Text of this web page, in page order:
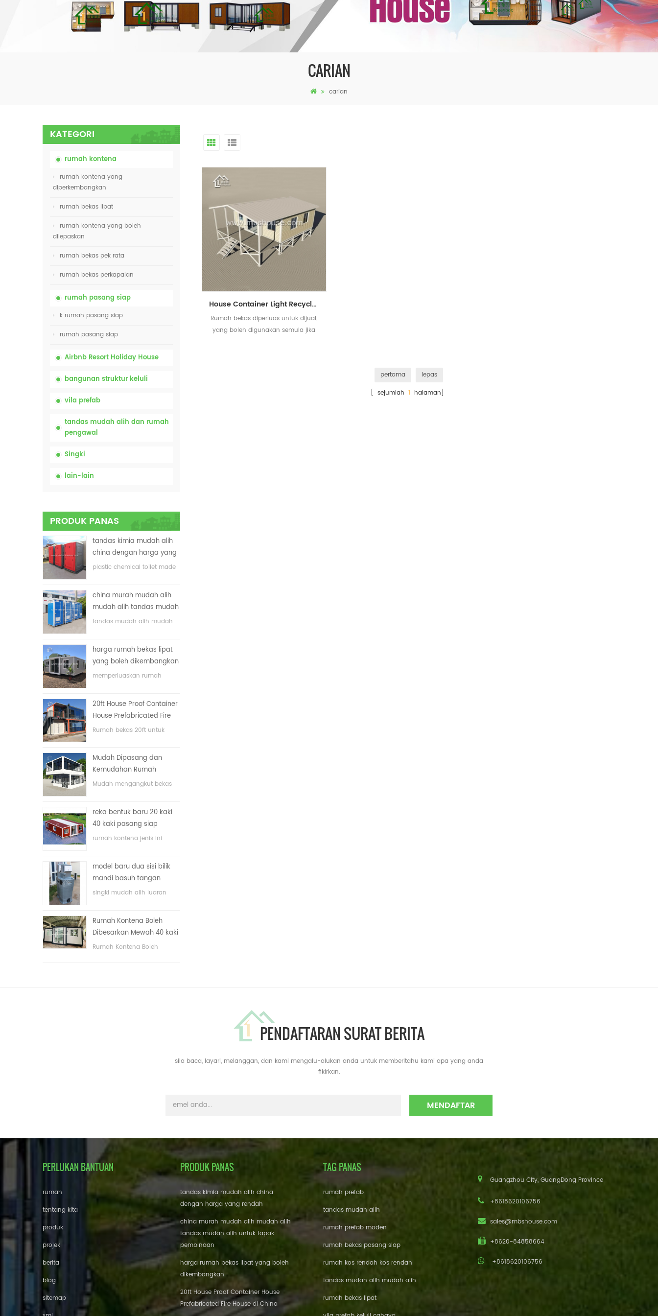
CARIAN
carian
KATEGORI
rumah kontena
rumah kontena yang
diperkembangkan
rumah bekas lipat
rumah kontena yang boleh
dilepaskan
rumah bekas pek rata
rumah bekas perkapalan
rumah pasang siap
k rumah pasang siap
rumah pasang siap
Airbnb Resort Holiday House
bangunan struktur keluli
vila prefab
tandas mudah alih dan rumah
pengawal
Singki
lain-lain
PRODUK PANAS
tandas kimia mudah alih
china dengan harga yang
rendah
plastic chemical toilet made
china murah mudah alih
mudah alih tandas mudah
alih untuk tapak
tandas mudah alih mudah
harga rumah bekas lipat
yang boleh dikembangkan
memperluaskan rumah
20ft House Proof Container
House Prefabricated Fire
House di China
Rumah bekas 20ft untuk
Mudah Dipasang dan
Kemudahan Rumah
Container Pengangkutan
Mudah mengangkut bekas
reka bentuk baru 20 kaki
40 kaki pasang siap
rumah kontena kecil yang
rumah kontena jenis ini
tidur, satu bilik mandi dan
dengan sistem elektrik.
model baru dua sisi bilik
mandi basuh tangan
awam mewah plastik
singki mudah alih luaran
Rumah Kontena Boleh
Dibesarkan Mewah 40 kaki
Dengan Tiga Bilik Tidur
Rumah Kontena Boleh
House Container Light Recycled Light
Rumah bekas diperluas untuk dijual,
yang boleh digunakan semula jika
pertama
lepas
[ sejumlah1 halaman]
PENDAFTARAN SURAT BERITA
sila baca, layari, melanggan, dan kami mengalu-alukan anda untuk memberitahu kami apa yang anda
fikirkan.
PERLUKAN BANTUAN
rumah
tentang kita
produk
projek
berita
blog
sitemap
PRODUK PANAS
tandas kimia mudah alih china
dengan harga yang rendah
china murah mudah alih mudah alih
tandas mudah alih untuk tapak
pembinaan
harga rumah bekas lipat yang boleh
dikembangkan
20ft House Proof Container House
Prefabricated Fire House di China
TAG PANAS
rumah prefab
tandas mudah alih
rumah prefab moden
rumah bekas pasang siap
rumah kos rendah kos rendah
tandas mudah alih mudah alih
rumah bekas lipat
Guangzhou City, GuangDong Province
+8618620106756
sales@mbshouse.com
+8620-84858664
+8618620106756
mbshou
se.com